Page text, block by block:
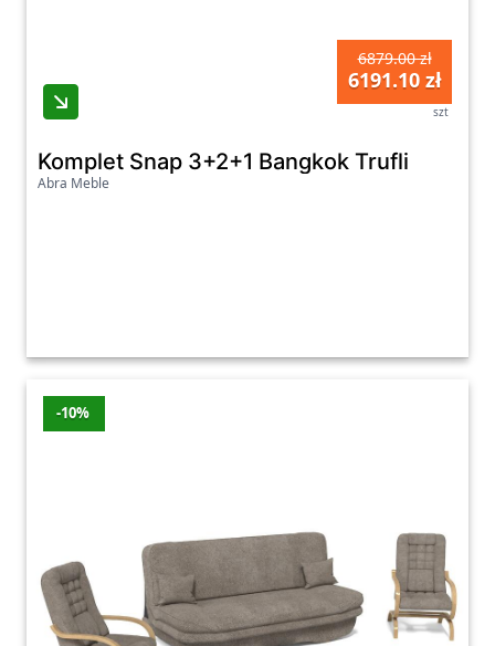
6879.00 zł
6191.10 zł
szt
Komplet Snap 3+2+1 Bangkok Trufli
Abra Meble
-10%